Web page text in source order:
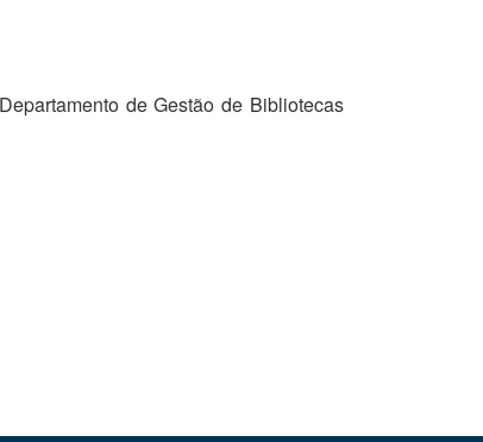
de Gestão de Bibliotecas